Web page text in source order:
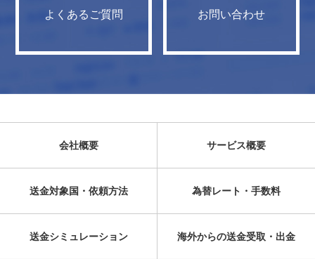
よくあるご質問 お問い合わせ
会社概要 サービス概要
送金対象国・依頼方法 為替レート・手数料
送金シミュレーション 海外からの送金受取・出金